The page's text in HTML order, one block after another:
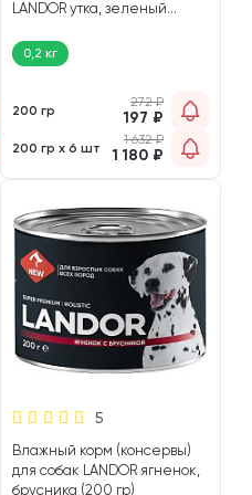
LANDOR утка, зеленый
0,2 кг
200 гр
272₽
197 ₽
200 гр х 6 шт
1 632₽
1 180 ₽
5
Влажный корм (консервы)
для собак LANDOR ягненок,
брусника (200 гр)